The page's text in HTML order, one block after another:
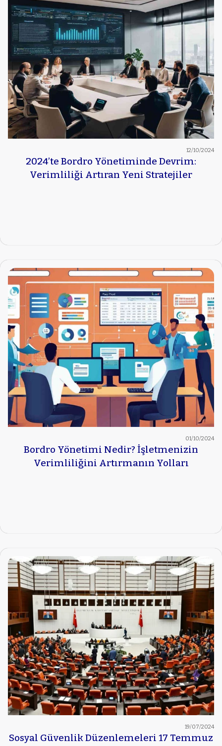
12/10/2024
2024’te Bordro Yönetiminde Devrim:
Verimliliği Artıran Yeni Stratejiler
01/10/2024
Bordro Yönetimi Nedir? İşletmenizin
Verimliliğini Artırmanın Yolları
19/07/2024
Sosyal Güvenlik Düzenlemeleri 17 Temmuz